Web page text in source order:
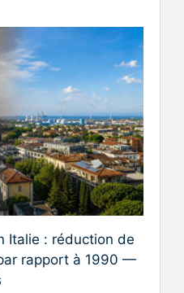
Italie : réduction de
rapport à 1990 —